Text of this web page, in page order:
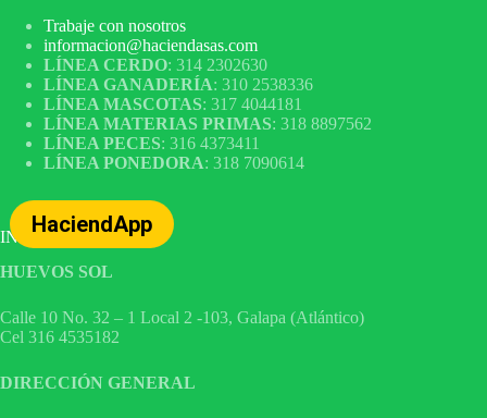
HaciendApp
Trabaje con nosotros
informacion@haciendasas.com
LÍNEA CERDO: 314 2302630
LÍNEA GANADERÍA: 310 2538336
LÍNEA MASCOTAS: 317 4044181
LÍNEA MATERIAS PRIMAS: 318 8897562
LÍNEA PECES: 316 4373411
LÍNEA PONEDORA: 318 7090614
INFORMACIÓN
HUEVOS SOL
Calle 10 No. 32 – 1 Local 2 -103, Galapa (Atlántico)
Cel 316 4535182
DIRECCIÓN GENERAL